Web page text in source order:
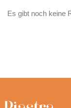
Es gibt noch keine